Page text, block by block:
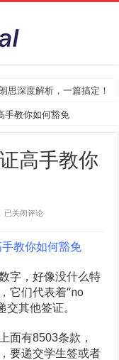
思深度解析，一篇搞定！
一份关乎本地就业与声誉的
手教你如何豁免
证高手教你
“8503/8534”
办？
签
高
手
教
你
豁
免
已关闭评论
手教你如何豁免
字，好像没什么特
它们代表着“no
其他签证。
面有8503条款，
要递交学生签或者